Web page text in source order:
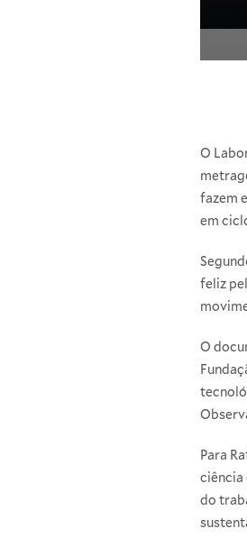
O
fazem
em
feliz
O
Para
ciência
do